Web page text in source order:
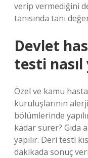
verip vermediğini
tanısında tanı
Devlet
testi nasıl
Özel ve kamu
kuruluşlarının
bölümlerinde
kadar sürer? Gıda
yapılır. Deri testi
dakikada sonuç